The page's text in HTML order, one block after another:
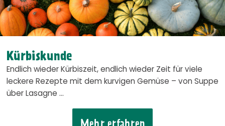
Kürbiskunde
Endlich wieder Kürbiszeit, endlich wieder Zeit für viele
leckere Rezepte mit dem kurvigen Gemüse – von Suppe
über Lasagne …